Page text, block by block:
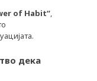
of Habit“,
дека